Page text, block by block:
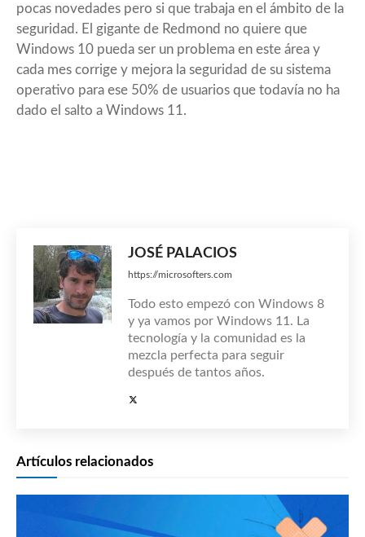
pocas novedades pero si que trabaja en el ámbito de la
seguridad. El gigante de Redmond no quiere que
Windows 10 pueda ser un problema en este área y
cada mes corrige y mejora la seguridad de su sistema
operativo para ese 50% de usuarios que todavía no ha
dado el salto a Windows 11.
JOSÉ PALACIOS
https://microsofters.com
Todo esto empezó con Windows 8
y ya vamos por Windows 11. La
tecnología y la comunidad es la
mezcla perfecta para seguir
después de tantos años.
Artículos relacionados